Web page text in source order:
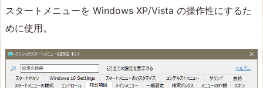
スタートメニューを Windows XP/Vista の操作性にするた
めに使用。